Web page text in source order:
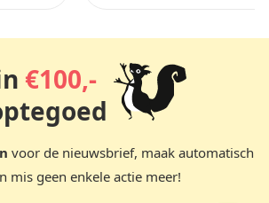
€100,-
voor de nieuwsbrief, maak automatisch
mis geen enkele actie meer!